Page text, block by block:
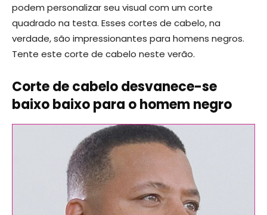
podem personalizar seu visual com um corte
quadrado na testa. Esses cortes de cabelo, na
verdade, são impressionantes para homens negros.
Tente este corte de cabelo neste verão.
Corte de cabelo desvanece-se
baixo baixo para o homem negro